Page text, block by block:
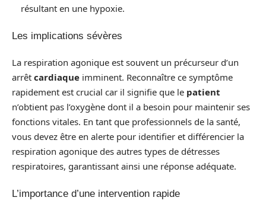
résultant en une hypoxie.
Les implications sévères
La respiration agonique est souvent un précurseur d’un
arrêt cardiaque imminent. Reconnaître ce symptôme
rapidement est crucial car il signifie que le patient
n’obtient pas l’oxygène dont il a besoin pour maintenir ses
fonctions vitales. En tant que professionnels de la santé,
vous devez être en alerte pour identifier et différencier la
respiration agonique des autres types de détresses
respiratoires, garantissant ainsi une réponse adéquate.
L’importance d’une intervention rapide